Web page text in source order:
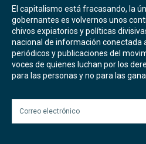
El capitalismo está fracasando, la
gobernantes es volvernos unos
chivos expiatorios y políticas
nacional de información conectada
periódicos y publicaciones del
voces de quienes luchan por los
para las personas y no para las